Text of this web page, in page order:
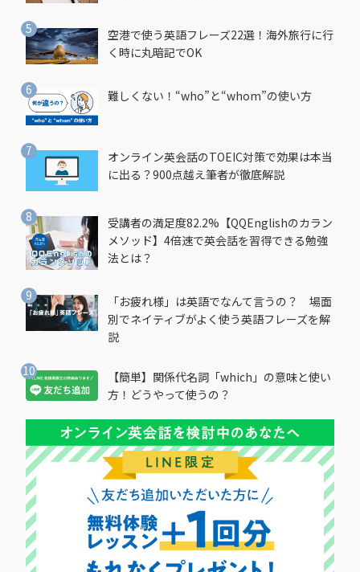
空港で使う英語フレーズ22選！海外旅行に行
く時に丸暗記でOK
難しくない！“who”と“whom”の使い方
オンライン英会話のTOEIC対策で効果は本当
に出る？900点越え筆者が徹底解説
受講者の満足度82.2%【QQEnglishのカラン
メソッド】4倍速で英会話を習得できる勉強
法とは？
「お疲れ様」は英語でなんて言うの？ 場面
別でネイティブがよく使う英語フレーズを解
説
【簡単】関係代名詞「which」の意味と使い
方！どうやって使うの？